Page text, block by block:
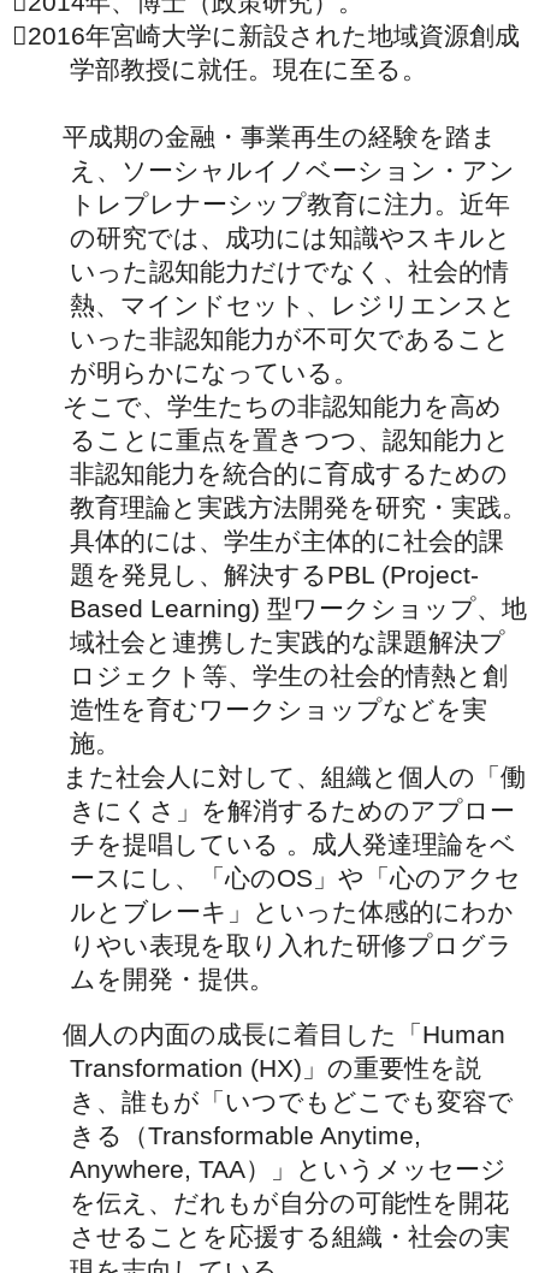
2016年宮崎大学に新設された地域資源創成
学部教授に就任。現在に至る。
平成期の金融・事業再生の経験を踏ま
え、ソーシャルイノベーション・アン
トレプレナーシップ教育に注力。近年
の研究では、成功には知識やスキルと
いった認知能力だけでなく、社会的情
熱、マインドセット、レジリエンスと
いった非認知能力が不可欠であること
が明らかになっている。
そこで、学生たちの非認知能力を高め
ることに重点を置きつつ、認知能力と
非認知能力を統合的に育成するための
教育理論と実践方法開発を研究・実践。
具体的には、学生が主体的に社会的課
題を発見し、解決するPBL (Project-
Based Learning) 型ワークショップ、地
域社会と連携した実践的な課題解決プ
ロジェクト等、学生の社会的情熱と創
造性を育むワークショップなどを実
施。
また社会人に対して、組織と個人の「働
きにくさ」を解消するためのアプロー
チを提唱している 。成人発達理論をベ
ースにし、「心のOS」や「心のアクセ
ルとブレーキ」といった体感的にわか
りやい表現を取り入れた研修プログラ
ムを開発・提供。
個人の内面の成長に着目した「Human
Transformation (HX)」の重要性を説
き、誰もが「いつでもどこでも変容で
きる（Transformable Anytime,
Anywhere, TAA）」というメッセージ
を伝え、だれもが自分の可能性を開花
させることを応援する組織・社会の実